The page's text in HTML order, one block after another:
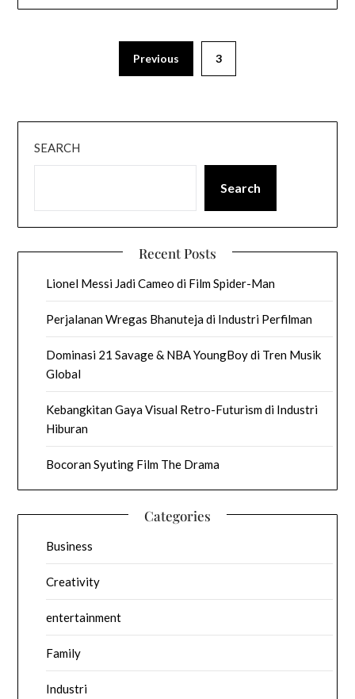
Previous 3
SEARCH
Search
Recent Posts
Lionel Messi Jadi Cameo di Film Spider-Man
Perjalanan Wregas Bhanuteja di Industri Perfilman
Dominasi 21 Savage & NBA YoungBoy di Tren Musik
Global
Kebangkitan Gaya Visual Retro-Futurism di Industri
Hiburan
Bocoran Syuting Film The Drama
Categories
Business
Creativity
entertainment
Family
Industri